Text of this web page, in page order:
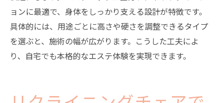
マッサージチェアとエステチェアの購入時
注意点
エステの癒しを活かすチェア選びのコツ
最適な使用時間で健康を守るマッサージチェア
エステ推奨のマッサージチェア使用時間と
ョンに最適で、身体をしっかり支える設計が特徴です。
具体的には、用途ごとに高さや硬さを調整できるタイプ
を選ぶと、施術の幅が広がります。こうした工夫によ
り、自宅でも本格的なエステ体験を実現できます。